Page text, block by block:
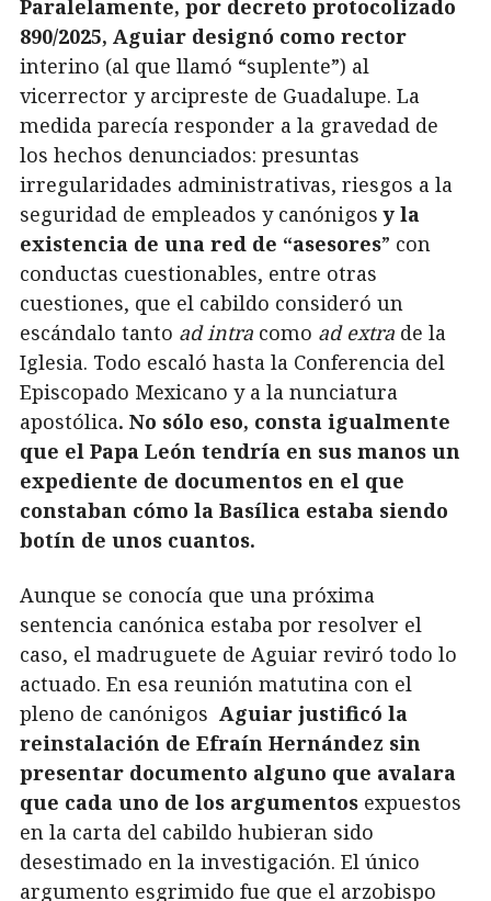
Paralelamente, por decreto protocolizado
890/2025, Aguiar designó como rector
interino (al que llamó “suplente”) al
vicerrector y arcipreste de Guadalupe. La
medida parecía responder a la gravedad de
los hechos denunciados: presuntas
irregularidades administrativas, riesgos a la
seguridad de empleados y canónigosy la
existencia de una red de “asesores” con
conductas cuestionables, entre otras
cuestiones, que el cabildo consideró un
escándalo tanto ad intra como ad extra de la
Iglesia. Todo escaló hasta la Conferencia del
Episcopado Mexicano y a la nunciatura
apostólica. No sólo eso, consta igualmente
que el Papa León tendría en sus manos un
expediente de documentos en el que
constaban cómo la Basílica estaba siendo
botín de unos cuantos.
Aunque se conocía que una próxima
sentencia canónica estaba por resolver el
caso, el madruguete de Aguiar reviró todo lo
actuado. En esa reunión matutina con el
pleno de canónigos Aguiar justificó la
reinstalación de Efraín Hernández sin
presentar documento alguno que avalara
que cada uno de los argumentos expuestos
en la carta del cabildo hubieran sido
desestimado en la investigación. El único
argumento esgrimido fue que el arzobispo